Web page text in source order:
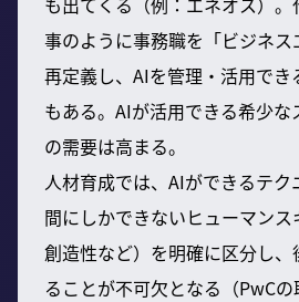
事のように事務職を「ビジネス
再定義し、AIを管理・活用でき
もある。AIが活用できる希少
の需要は高まる。
人材育成では、AIができるテク
間にしかできないヒューマンス
創造性など）を明確に区分し
ることが不可欠となる（PwCの